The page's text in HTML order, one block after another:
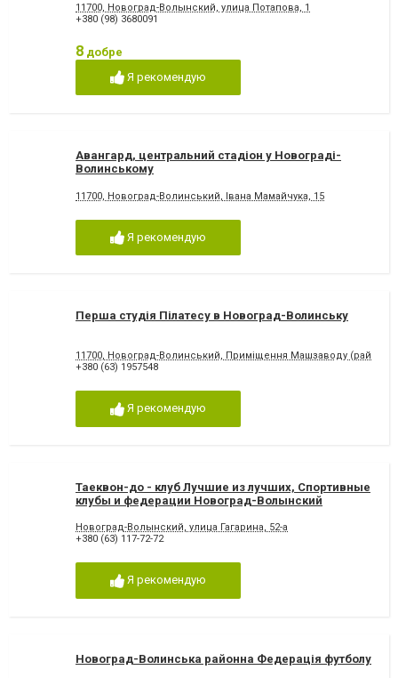
11700, Новоград-Волынский, улица Потапова, 1
+380 (98) 3680091
8 добре
Я рекомендую
Авангард, центральний стадіон у Новограді-
Волинському
11700, Новоград-Волинський, Івана Мамайчука, 15
Я рекомендую
Перша студія Пілатесу в Новоград-Волинську
11700, Новоград-Волинський, Приміщення Машзаводу (район
+380 (63) 1957548
Я рекомендую
Таеквон-до - клуб Лучшие из лучших, Спортивные
клубы и федерации Новоград-Волынский
Новоград-Волынский, улица Гагарина, 52-а
+380 (63) 117-72-72
Я рекомендую
Новоград-Волинська районна Федерація футболу